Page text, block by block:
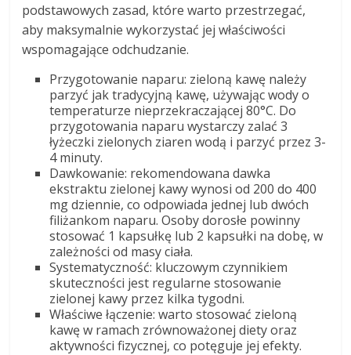
podstawowych zasad, które warto przestrzegać,
aby maksymalnie wykorzystać jej właściwości
wspomagające odchudzanie.
Przygotowanie naparu: zieloną kawę należy
parzyć jak tradycyjną kawę, używając wody o
temperaturze nieprzekraczającej 80°C. Do
przygotowania naparu wystarczy zalać 3
łyżeczki zielonych ziaren wodą i parzyć przez 3-
4 minuty.
Dawkowanie: rekomendowana dawka
ekstraktu zielonej kawy wynosi od 200 do 400
mg dziennie, co odpowiada jednej lub dwóch
filiżankom naparu. Osoby dorosłe powinny
stosować 1 kapsułkę lub 2 kapsułki na dobę, w
zależności od masy ciała.
Systematyczność: kluczowym czynnikiem
skuteczności jest regularne stosowanie
zielonej kawy przez kilka tygodni.
Właściwe łączenie: warto stosować zieloną
kawę w ramach zrównoważonej diety oraz
aktywności fizycznej, co potęguje jej efekty.